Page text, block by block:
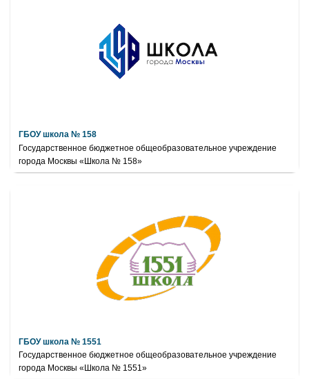
ГБОУ школа № 158
Государственное бюджетное общеобразовательное учреждение
города Москвы «Школа № 158»
ГБОУ школа № 1551
Государственное бюджетное общеобразовательное учреждение
города Москвы «Школа № 1551»